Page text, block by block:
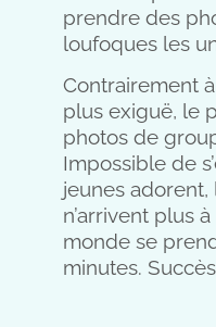
prendre des
loufoques les
Contrairement
plus exiguë, le
photos de
Impossible de
jeunes
n’arrivent plus
monde se
minutes.